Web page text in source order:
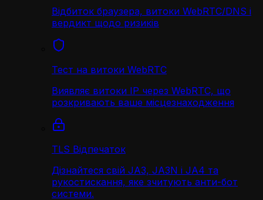
Відбиток браузера, витоки WebRTC/DNS і
вердикт щодо ризиків
Тест на витоки WebRTC
Виявляє витоки IP через WebRTC, що
розкривають ваше місцезнаходження
TLS Відпечаток
Дізнайтеся свій JA3, JA3N і JA4 та
рукостискання, яке зчитують анти-бот
системи.